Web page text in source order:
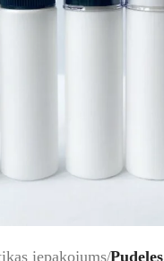
iepakojums Pudeles